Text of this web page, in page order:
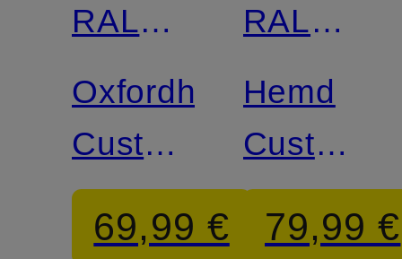
RALPH
LAUREN
Oxfordhemd
Custom
Fit
69,99 €
RALPH
LAUREN
Hemd
Custom
Fit
79,99 €